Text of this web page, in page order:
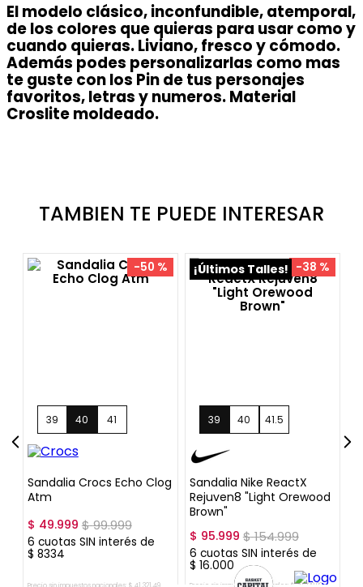
El modelo clásico, inconfundible, atemporal,
de los colores que quieras para usar como y
cuando quieras. Liviano, fresco y cómodo.
Además podes personalizarlas como mas
te guste con los Pin de tus personajes
favoritos, letras y numeros. Material
Croslite moldeado.
TAMBIEN TE PUEDE INTERESAR
39 40 41
Sandalia Crocs Echo Clog
Atm
$ 49.999 $99.999
6 cuotas SIN interés de
$ 8334
¡Últimos Talles!
39 40 41.5
Sandalia Nike ReactX
Rejuven8 "Light Orewood
Brown"
$ 95.999 $154.999
6 cuotas SIN interés de
$ 16.000